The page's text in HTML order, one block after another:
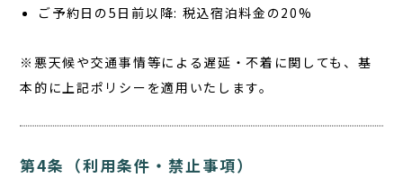
ご予約日の5日前以降: 税込宿泊料金の20%
※悪天候や交通事情等による遅延・不着に関しても、基
本的に上記ポリシーを適用いたします。
第4条（利用条件・禁止事項）